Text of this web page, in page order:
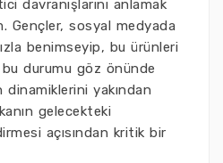
davranışlarını anlamak
Gençler, sosyal medyada
benimseyip, bu ürünleri
durumu göz önünde
dinamiklerini yakından
gelecekteki
açısından kritik bir